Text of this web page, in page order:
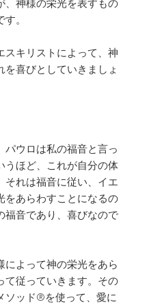
、神様の栄光を表すもの
。
スキリストによって、神
喜びとしていきましょ
パウロは私の福音と言っ
うほど、これが自分の体
それは福音に従い、イエ
をあらわすことになるの
福音であり、喜びなので
よって神の栄光をあら
て従っていきます。その
ソッド®︎を使って、愛に